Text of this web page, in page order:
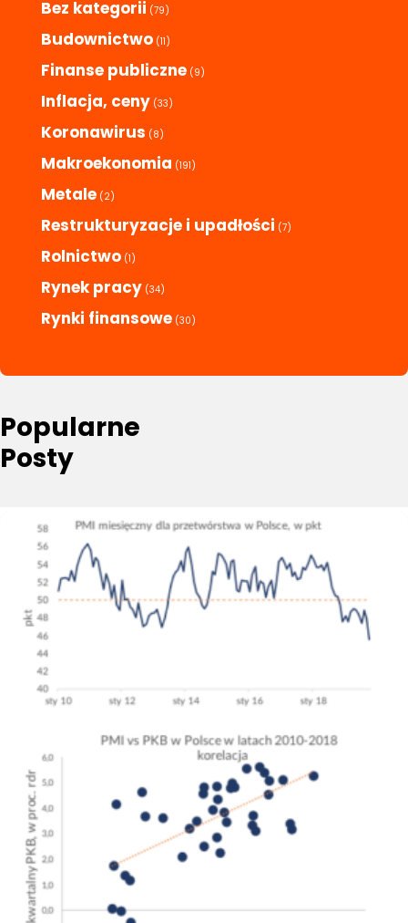
Bez kategorii (79)
Budownictwo (11)
Finanse publiczne (9)
Inflacja, ceny (33)
Koronawirus (8)
Makroekonomia (191)
Metale (2)
Restrukturyzacje i upadłości (7)
Rolnictwo (1)
Rynek pracy (34)
Rynki finansowe (30)
Popularne
Posty